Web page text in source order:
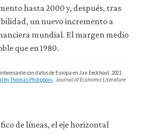
hasta 2000 y, después, tras
un nuevo incremento a
mundial. El margen medio
que en 1980.
con datos de Europa en Jan Eeckhout. 2021.
by Thomas Philippon». Journal of Economic Literature